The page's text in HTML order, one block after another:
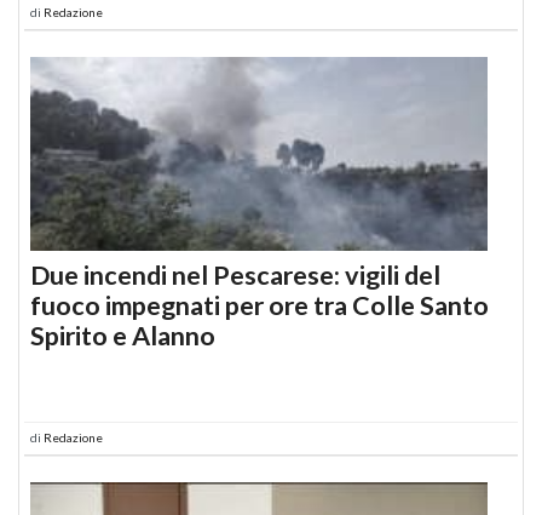
di Redazione
Due incendi nel Pescarese: vigili del
fuoco impegnati per ore tra Colle Santo
Spirito e Alanno
di Redazione